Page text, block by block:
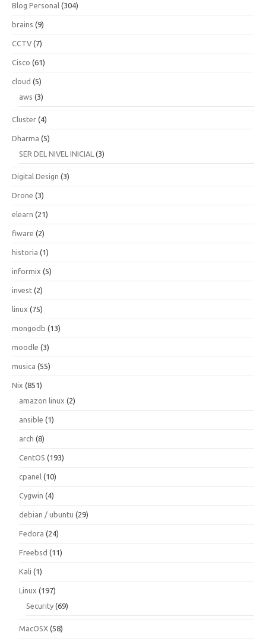
Blog Personal (304)
brains (9)
CCTV (7)
Cisco (61)
cloud (5)
aws (3)
Cluster (4)
Dharma (5)
SER DEL NIVEL INICIAL (3)
Digital Design (3)
Drone (3)
elearn (21)
fiware (2)
historia (1)
informix (5)
invest (2)
linux (75)
mongodb (13)
moodle (3)
musica (55)
Nix (851)
amazon linux (2)
ansible (1)
arch (8)
CentOS (193)
cpanel (10)
Cygwin (4)
debian / ubuntu (29)
Fedora (24)
Freebsd (11)
Kali (1)
Linux (197)
Security (69)
MacOSX (58)